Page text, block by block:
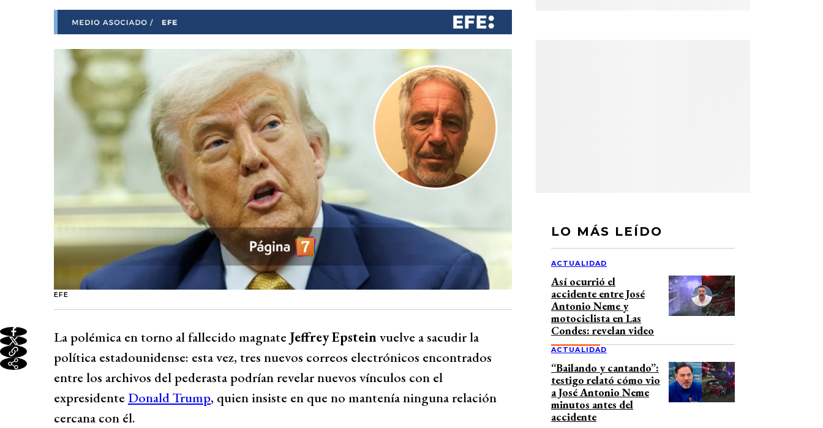
EFE
La polémica en torno al fallecido magnate Jeffrey Epsteinvuelve a sacudir la
política estadounidense: esta vez, tres nuevos correos electrónicos encontrados
entre los archivos del pederasta podrían revelar nuevos vínculos con el
expresidente Donald Trump, quien insiste en que no mantenía ninguna relación
cercana con él.
LO MÁS LEÍDO
ACTUALIDAD
Así ocurrió el
accidente entre José
Antonio Neme y
motociclista en Las
Condes: revelan video
ACTUALIDAD
“Bailando y cantando”:
testigo relató cómo vio
a José Antonio Neme
minutos antes del
accidente